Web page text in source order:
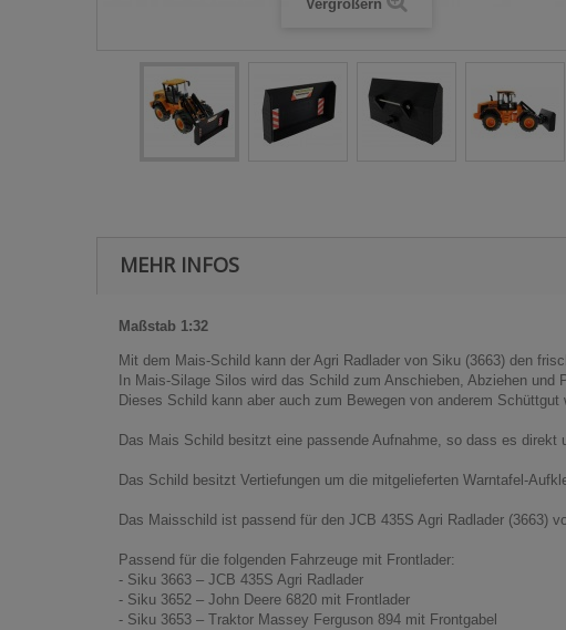
Vergrößern
MEHR INFOS
Maßstab 1:32
Mit dem Mais-Schild kann der Agri Radlader von Siku (3663) den
In Mais-Silage Silos wird das Schild zum Anschieben, Abziehen und
Dieses Schild kann aber auch zum Bewegen von anderem
Das Mais Schild besitzt eine passende Aufnahme, so dass es direkt
Das Schild besitzt Vertiefungen um die mitgelieferten Warntafel-
Das Maisschild ist passend für den JCB 435S Agri Radlader (3663)
Passend für die folgenden Fahrzeuge mit Frontlader:
- Siku 3663 – JCB 435S Agri Radlader
- Siku 3652 – John Deere 6820 mit Frontlader
- Siku 3653 – Traktor Massey Ferguson 894 mit Frontgabel